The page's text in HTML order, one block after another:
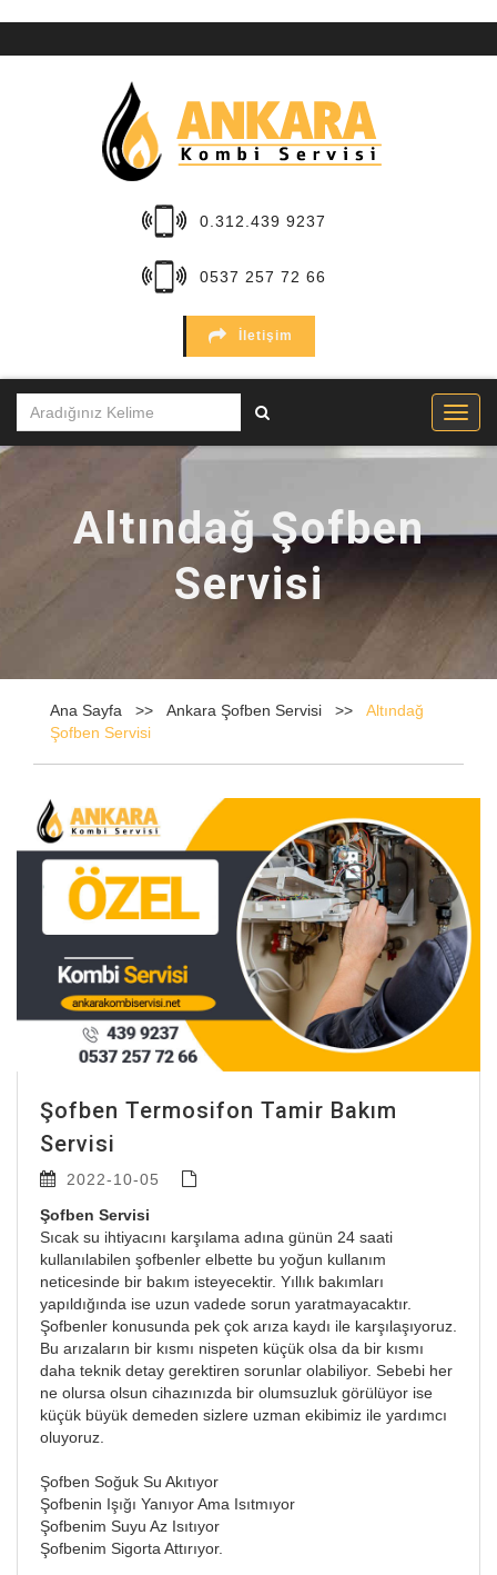
0.312.439 9237
0537 257 72 66
İletişim
KURUMSAL
Altındağ Şofben
Servisi
Ana Sayfa Ankara Şofben Servisi
Altındağ
Şofben Servisi
Şofben Termosifon Tamir Bakım
Servisi
2022-10-05
Şofben Servisi
Sıcak su ihtiyacını karşılama adına günün 24 saati
kullanılabilen şofbenler elbette bu yoğun kullanım
neticesinde bir bakım isteyecektir. Yıllık bakımları
yapıldığında ise uzun vadede sorun yaratmayacaktır.
Şofbenler konusunda pek çok arıza kaydı ile karşılaşıyoruz.
Bu arızaların bir kısmı nispeten küçük olsa da bir kısmı
daha teknik detay gerektiren sorunlar olabiliyor. Sebebi her
ne olursa olsun cihazınızda bir olumsuzluk görülüyor ise
küçük büyük demeden sizlere uzman ekibimiz ile yardımcı
oluyoruz.
Şofben Soğuk Su Akıtıyor
Şofbenin Işığı Yanıyor Ama Isıtmıyor
Şofbenim Suyu Az Isıtıyor
Şofbenim Sigorta Attırıyor.